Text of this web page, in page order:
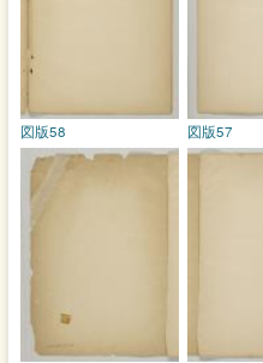
図版57
図版58